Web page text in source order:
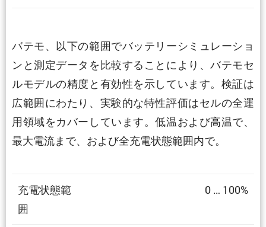
バテモ、以下の範囲でバッテリーシミュレーショ
ンと測定データを比較することにより、バテモセ
ルモデルの精度と有効性を示しています。検証は
広範囲にわたり、実験的な特性評価はセルの全運
用領域をカバーしています。低温および高温で、
最大電流まで、および全充電状態範囲内で。
充電状態範
囲
0 … 100%